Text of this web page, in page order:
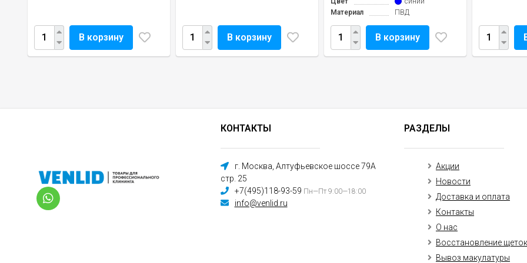
В корзину В корзину
Материал
ПВД
В корзину
КОНТАКТЫ
г. Москва, Алтуфьевское шоссе 79А
стр. 25
+7(495)118-93-59 Пн—Пт 9:00—18:00
info@venlid.ru
РАЗДЕЛЫ
Акции
Новости
Доставка и оплата
Контакты
О нас
Восстановление щеток
Вывоз макулатуры